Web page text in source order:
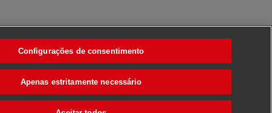
Configurações de consentimento
Apenas estritamente necessário